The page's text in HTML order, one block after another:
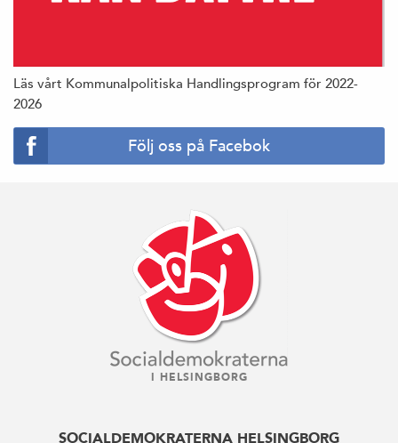
Läs vårt Kommunalpolitiska Handlingsprogram för 2022-
2026
Följ oss på Facebok
I HELSINGBORG
SOCIALDEMOKRATERNA HELSINGBORG